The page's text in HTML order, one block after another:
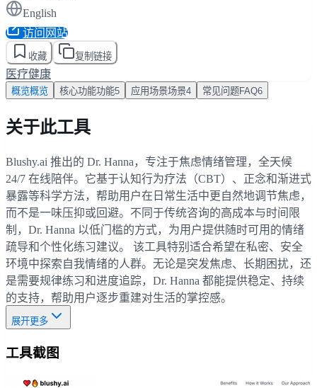
English
访问网站
收藏 复制链接
医疗健康
概览概览 核心功能功能5 应用场景场景4 常见问题 FAQ6
关于此工具
Blushy.ai 推出的 Dr. Hanna，专注于焦虑情绪管理，全天候
24/7 在线陪伴。它基于认知行为疗法（CBT）、正念和渐进式
暴露等科学方法，帮助用户在日常生活中更自然地调节焦虑，
而不是一味压抑或回避。不同于传统咨询的高成本与时间限
制，Dr. Hanna 以低门槛的方式，为用户提供随时可用的情绪
疏导和个性化练习建议。 该工具特别适合希望在私密、安全
环境中探索自我情绪的人群。无论是突发焦虑、长期困扰，还
是需要规律练习和进度追踪，Dr. Hanna 都能提供稳定、持续
的支持，帮助用户逐步重建对生活的掌控感。
展开更多
工具截图